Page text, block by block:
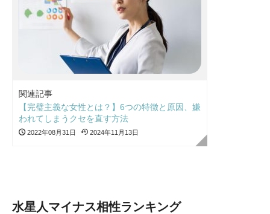
関連記事
【完璧主義な女性とは？】6つの特徴と原因、嫌
われてしまうクセを直す方法
2022年08月31日 2024年11月13日
水星人マイナス相性ランキング